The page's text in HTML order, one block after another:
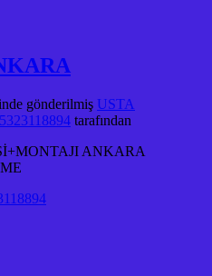
gönderilmiş USTA
tarafından
ANKARA